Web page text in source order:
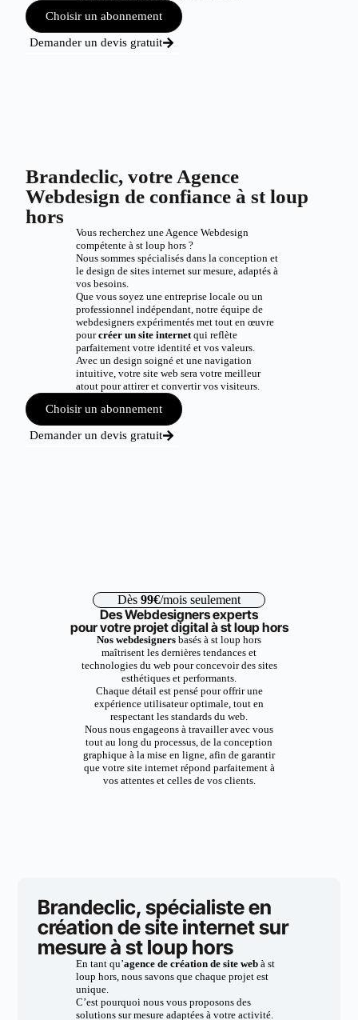
Choisir un abonnement
Demander un devis gratuit
Brandeclic, votre Agence
Webdesign de confiance à st loup
hors
Vous recherchez une Agence Webdesign
compétente à st loup hors ?
Nous sommes spécialisés dans la conception et
le design de sites internet sur mesure, adaptés à
vos besoins.
Que vous soyez une entreprise locale ou un
professionnel indépendant, notre équipe de
webdesigners expérimentés met tout en œuvre
pourcréer un site internetqui reflète
parfaitement votre identité et vos valeurs.
Avec un design soigné et une navigation
intuitive, votre site web sera votre meilleur
atout pour attirer et convertir vos visiteurs.
Choisir un abonnement
Demander un devis gratuit
Dès 99€/mois seulement
Des Webdesigners experts
pour votre projet digital à st loup hors
Nos webdesigners basés à st loup hors
maîtrisent les dernières tendances et
technologies du web pour concevoir des sites
esthétiques et performants.
Chaque détail est pensé pour offrir une
expérience utilisateur optimale, tout en
respectant les standards du web.
Nous nous engageons à travailler avec vous
tout au long du processus, de la conception
graphique à la mise en ligne, afin de garantir
que votre site internet répond parfaitement à
vos attentes et celles de vos clients.
Brandeclic, spécialiste en
création de site internet sur
mesure à st loup hors
En tant qu’agence de création de site webà st
loup hors, nous savons que chaque projet est
unique.
C’est pourquoi nous vous proposons des
solutions sur mesure adaptées à votre activité.